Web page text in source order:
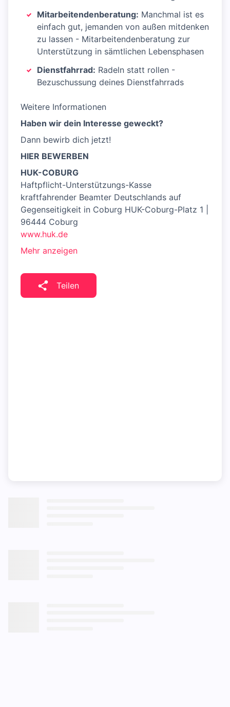
Mitarbeitendenberatung: Manchmal ist es
einfach gut, jemanden von außen mitdenken
zu lassen - Mitarbeitendenberatung zur
Unterstützung in sämtlichen Lebensphasen
Dienstfahrrad: Radeln statt rollen -
Bezuschussung deines Dienstfahrrads
Weitere Informationen
Haben wir dein Interesse geweckt?
Dann bewirb dich jetzt!
HIER BEWERBEN
HUK-COBURG
Haftpflicht-Unterstützungs-Kasse
kraftfahrender Beamter Deutschlands auf
Gegenseitigkeit in Coburg HUK-Coburg-Platz 1 |
96444 Coburg
www.huk.de
Mehr anzeigen
Teilen